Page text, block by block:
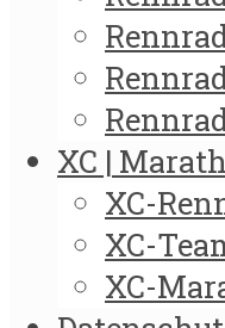
XC |
XC-
XC-
XC-